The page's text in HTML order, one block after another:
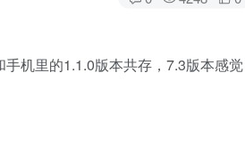
机里的1.1.0版本共存，7.3版本感觉